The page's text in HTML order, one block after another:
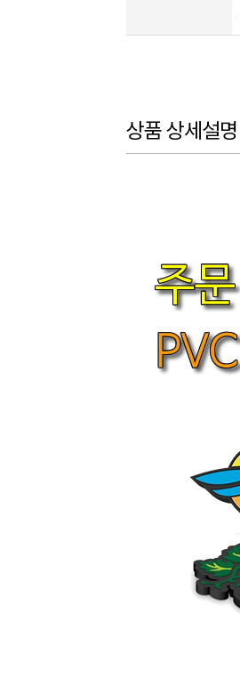
상품 상세설명